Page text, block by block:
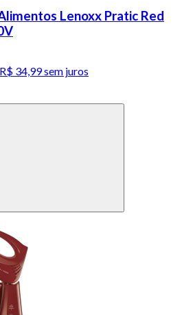
Lenoxx Pratic Red
34,99 sem juros